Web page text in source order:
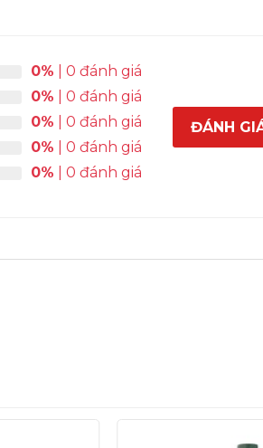
0% | 0 đánh giá
0% | 0 đánh giá
0% | 0 đánh giá
0% | 0 đánh giá
0% | 0 đánh giá
ĐÁNH